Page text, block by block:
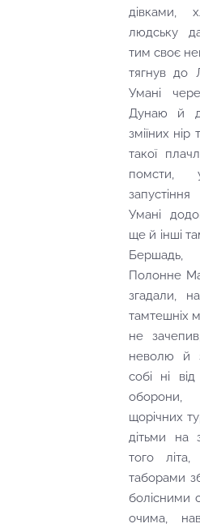
дівками,
людську
тим своє
тягнув до
Умані
Дунаю й
зміїних
такої
помсти,
Умані
ще й інші
Полонне
згадали,
тамтешніх
не
неволю й
собі ні
оборони,
щорічних
дітьми на
того
таборами
болісними
очима,